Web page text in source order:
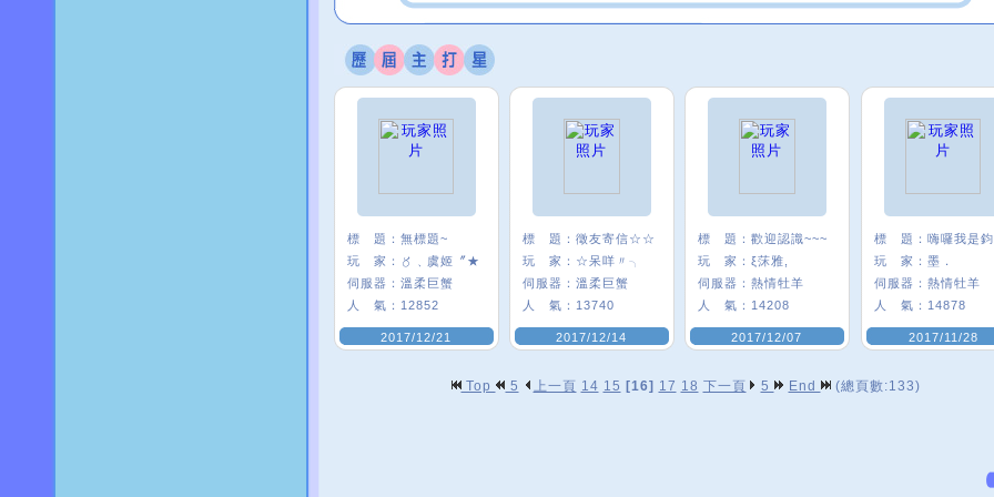
標 題： 無標題~
玩 家：
〥﹑虞姬〞★
伺服器： 溫柔巨蟹
人 氣： 12852
2017/12/21
標 題： 徵友寄信☆☆
玩 家： ☆呆咩〃╮
伺服器： 溫柔巨蟹
人 氣： 13740
2017/12/14
標 題： 歡迎認識~~~
玩 家： ξ莯雅,
伺服器： 熱情牡羊
人 氣： 14208
2017/12/07
標 題：
玩 家： 墨．
伺服器： 熱情牡羊
人 氣： 14878
2017/11/28
Top 5 上一頁 14 15 [16] 17 18 下一頁 5 End (總頁數:133)